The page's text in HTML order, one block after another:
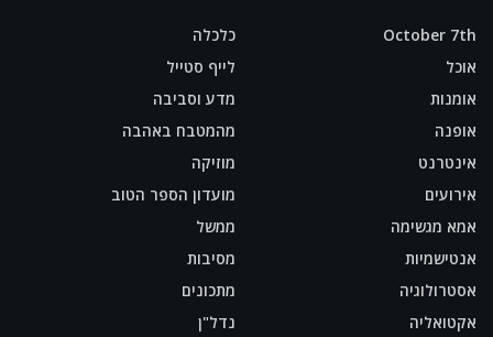
October 7th
אוכל
אומנות
אופנה
אינטרנט
אירועים
אמא מגשימה
אנטישמיות
אסטרולוגיה
אקטואליה
כלכלה
לייף סטייל
מדע וסביבה
מהמטבח באהבה
מוזיקה
מועדון הספר הטוב
ממשל
מסיבות
מתכונים
נדל"ן